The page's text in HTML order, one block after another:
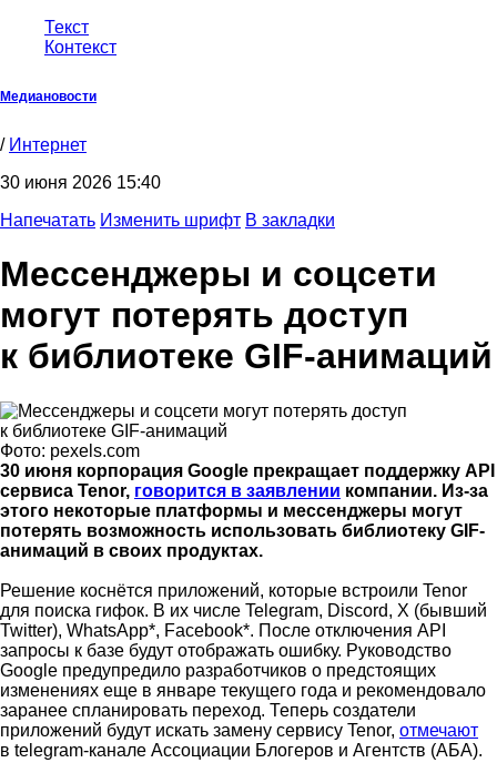
Текст
Контекст
Медиановости
/ Интернет
30 июня 2026 15:40
Напечатать Изменить шрифт В закладки
Мессенджеры и соцсети
могут потерять доступ
к библиотеке GIF-анимаций
Фото: pexels.com
30 июня корпорация Google прекращает поддержку API
сервиса Tenor, говорится в заявлении компании. Из-за
этого некоторые платформы и мессенджеры могут
потерять возможность использовать библиотеку GIF-
анимаций в своих продуктах.
Решение коснётся приложений, которые встроили Tenor
для поиска гифок. В их числе Telegram, Discord, X (бывший
Twitter), WhatsApp*, Facebook*. После отключения API
запросы к базе будут отображать ошибку. Руководство
Google предупредило разработчиков о предстоящих
изменениях еще в январе текущего года и рекомендовало
заранее спланировать переход. Теперь создатели
приложений будут искать замену сервису Tenor, отмечают
в telegram-канале Ассоциации Блогеров и Агентств (АБА).